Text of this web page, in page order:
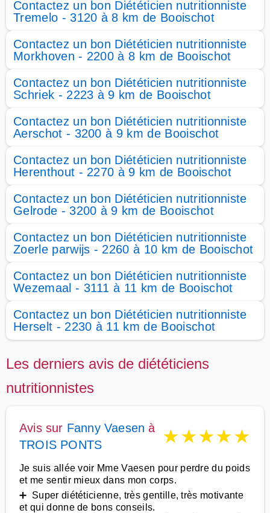
Contactez un bon Diététicien nutritionniste
Tremelo - 3120 à 8 km de Booischot
Contactez un bon Diététicien nutritionniste
Morkhoven - 2200 à 8 km de Booischot
Contactez un bon Diététicien nutritionniste
Schriek - 2223 à 9 km de Booischot
Contactez un bon Diététicien nutritionniste
Aerschot - 3200 à 9 km de Booischot
Contactez un bon Diététicien nutritionniste
Herenthout - 2270 à 9 km de Booischot
Contactez un bon Diététicien nutritionniste
Gelrode - 3200 à 9 km de Booischot
Contactez un bon Diététicien nutritionniste
Zoerle parwijs - 2260 à 10 km de Booischot
Contactez un bon Diététicien nutritionniste
Wezemaal - 3111 à 11 km de Booischot
Contactez un bon Diététicien nutritionniste
Herselt - 2230 à 11 km de Booischot
Les derniers avis de diététiciens
nutritionnistes
Avis sur Fanny Vaesen à
TROIS PONTS
★★★★★
Je suis allée voir Mme Vaesen pour perdre du poids
et me sentir mieux dans mon corps.
➕ Super diététicienne, très gentille, très motivante
et qui donne de bons conseils.